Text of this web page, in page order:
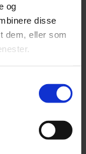
og
disse
dem, eller som
full